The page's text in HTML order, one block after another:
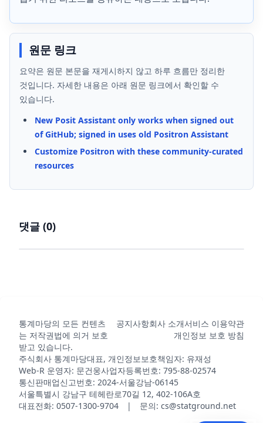
원문 링크
요약은 원문 본문을 재게시하지 않고 하루 흐름만 정리한
것입니다. 자세한 내용은 아래 원문 링크에서 확인할 수
있습니다.
New Posit Assistant only works when signed out
of GitHub; signed in uses old Positron Assistant
Customize Positron with these community-curated
resources
댓글 (0)
통계마당의 모든 컨텐츠
는 저작권법에 의거 보호
받고 있습니다.
공지사항회사 소개서비스 이용약관
개인정보 보호 방침
주식회사 통계마당대표, 개인정보보호책임자: 유재성
Web-R 운영자: 문건웅사업자등록번호: 795-88-02574
통신판매업신고번호: 2024-서울강남-06145
서울특별시 강남구 테헤란로70길 12, 402-106A호
대표전화: 0507-1300-9704 | 문의: cs@statground.net